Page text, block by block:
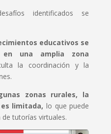
identificados se
educativos se
en una amplia zona
la coordinación y la
zonas rurales, la
limitada, lo que puede
tutorías virtuales.